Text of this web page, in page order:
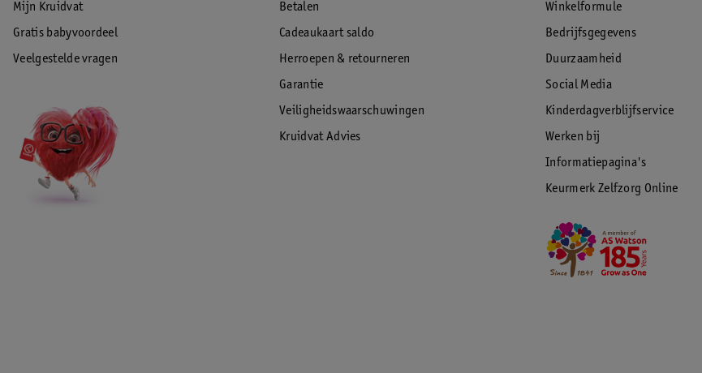
Mijn Kruidvat
Gratis babyvoordeel
Veelgestelde vragen
Betalen
Cadeaukaart saldo
Herroepen & retourneren
Garantie
Veiligheidswaarschuwingen
Kruidvat Advies
Winkelformule
Bedrijfsgegevens
Duurzaamheid
Social Media
Kinderdagverblijfservice
Werken bij
Informatiepagina's
Keurmerk Zelfzorg Online